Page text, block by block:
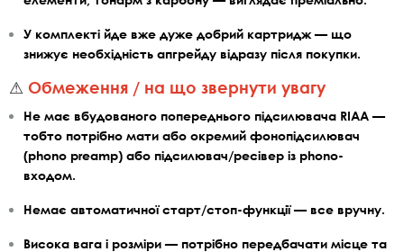
У комплекті йде вже дуже добрий картридж — що
знижує необхідність апгрейду відразу після покупки.
⚠ Обмеження / на що звернути увагу
Не має вбудованого попереднього підсилювача RIAA —
тобто потрібно мати або окремий фонопідсилювач
(phono preamp) або підсилювач/ресівер із phono-
входом.
Немає автоматичної старт/стоп-функції — все вручну.
Висока вага і розміри — потрібно передбачати місце та